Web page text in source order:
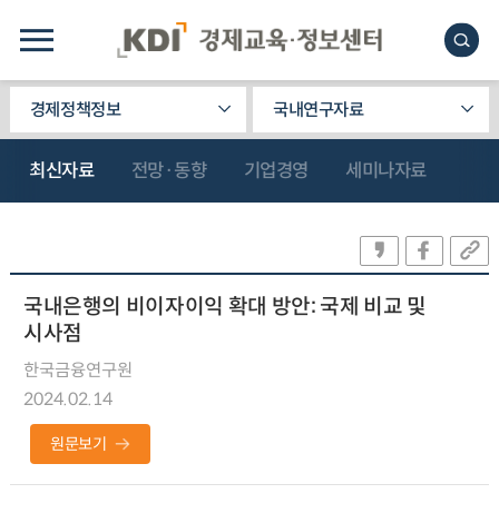
경제정책정보 국내연구자료
최신자료 전망·동향 기업경영 세미나자료
국내은행의 비이자이익 확대 방안: 국제 비교 및
시사점
한국금융연구원
2024.02.14
원문보기